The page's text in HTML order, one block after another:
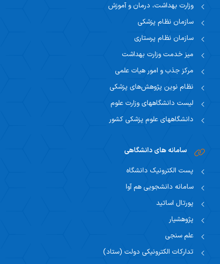
وزارت بهداشت، درمان و آموزش
سازمان نظام پزشکی
سازمان نظام پرستاری
میز خدمت وزارت بهداشت
مرکز جذب و امور هیات علمی
نظام نوین پژوهش‌های پزشکی
لیست دانشگاههای وزارت علوم
دانشگاههای علوم پزشکی کشور
سامانه های دانشگاهی
پست الکترونیک دانشگاه
سامانه دانشجویی هم آوا
پورتال اساتید
پژوهشیار
علم سنجی
تدارکات الکترونیکی دولت (ستاد)